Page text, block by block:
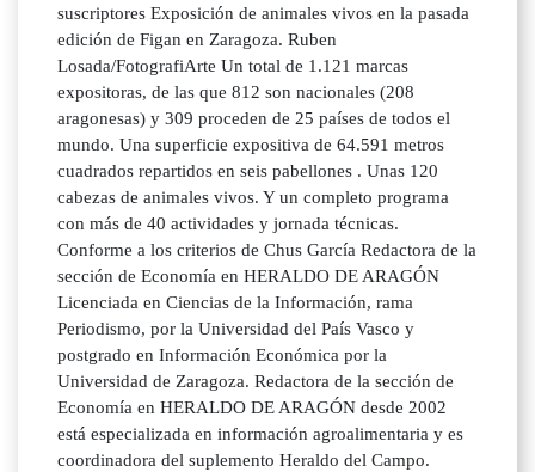
suscriptores Exposición de animales vivos en la pasada
edición de Figan en Zaragoza. Ruben
Losada/FotografiArte Un total de 1.121 marcas
expositoras, de las que 812 son nacionales (208
aragonesas) y 309 proceden de 25 países de todos el
mundo. Una superficie expositiva de 64.591 metros
cuadrados repartidos en seis pabellones . Unas 120
cabezas de animales vivos. Y un completo programa
con más de 40 actividades y jornada técnicas.
Conforme a los criterios de Chus García Redactora de la
sección de Economía en HERALDO DE ARAGÓN
Licenciada en Ciencias de la Información, rama
Periodismo, por la Universidad del País Vasco y
postgrado en Información Económica por la
Universidad de Zaragoza. Redactora de la sección de
Economía en HERALDO DE ARAGÓN desde 2002
está especializada en información agroalimentaria y es
coordinadora del suplemento Heraldo del Campo.